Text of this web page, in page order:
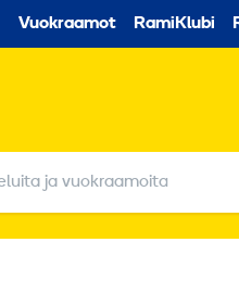
Vuokraamot RamiKlubi
ja vuokraamoita
ja vuokraamoita